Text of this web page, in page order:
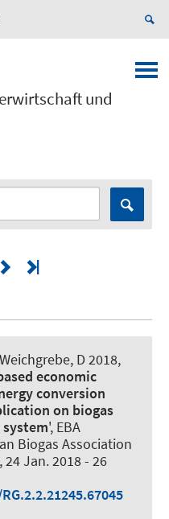
und
D 2018,
economic
conversion
on biogas
', EBA
Biogas Association
24 Jan. 2018- 26